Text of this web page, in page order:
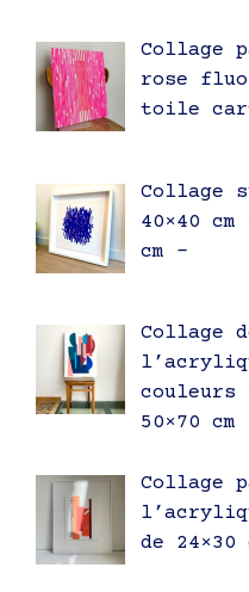
Collage
rose
toile
Collage
40×40 cm
cm –
Collage
couleurs
50×70 cm
Collage
de 24×30